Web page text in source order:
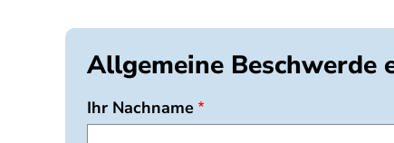
Allgemeine Beschwerde
Ihr Nachname